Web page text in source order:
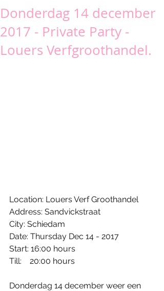
Donderdag 14 december
2017 - Private Party -
Louers Verfgroothandel.
Location: Louers Verf Groothandel
Address: Sandvickstraat
City: Schiedam
Date: Thursday Dec 14 - 2017
Start: 16:00 hours
Till:    20:00 hours
Donderdag 14 december weer een